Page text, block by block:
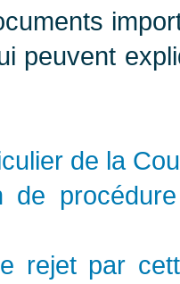
peuvent
de la
rejet par